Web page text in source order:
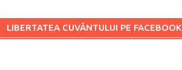
LIBERTATEA CUVÂNTULUI PE FACEBOOK